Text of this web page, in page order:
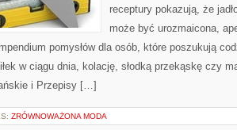
receptury pokazują, że
może być urozmaicona,
pomysłów dla osób, które poszukują
w ciągu dnia, kolację, słodką przekąskę czy
i Przepisy […]
ZRÓWNOWAŻONA MODA